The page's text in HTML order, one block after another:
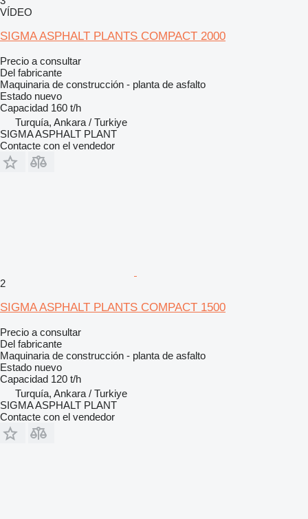
VÍDEO
SIGMA ASPHALT PLANTS COMPACT 2000
Precio a consultar
Del fabricante
Maquinaria de construcción - planta de asfalto
Estado nuevo
Capacidad 160 t/h
Turquía, Ankara / Turkiye
SIGMA ASPHALT PLANT
Contacte con el vendedor
2
SIGMA ASPHALT PLANTS COMPACT 1500
Precio a consultar
Del fabricante
Maquinaria de construcción - planta de asfalto
Estado nuevo
Capacidad 120 t/h
Turquía, Ankara / Turkiye
SIGMA ASPHALT PLANT
Contacte con el vendedor